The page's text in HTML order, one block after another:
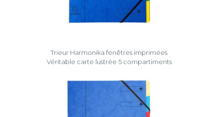
Trieur Harmonika fenêtres imprimées
Véritable carte lustrée 5 compartiments